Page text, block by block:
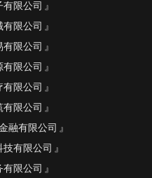
限公司
限公司
限公司
限公司
限公司
限公司
融有限公司
有限公司
限公司